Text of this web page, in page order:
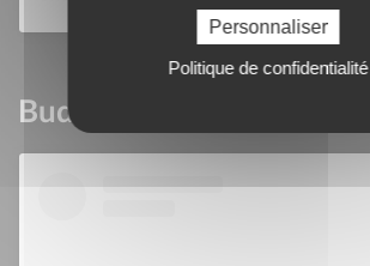
Budapest 2024
Personnaliser
Politique de confidentialité